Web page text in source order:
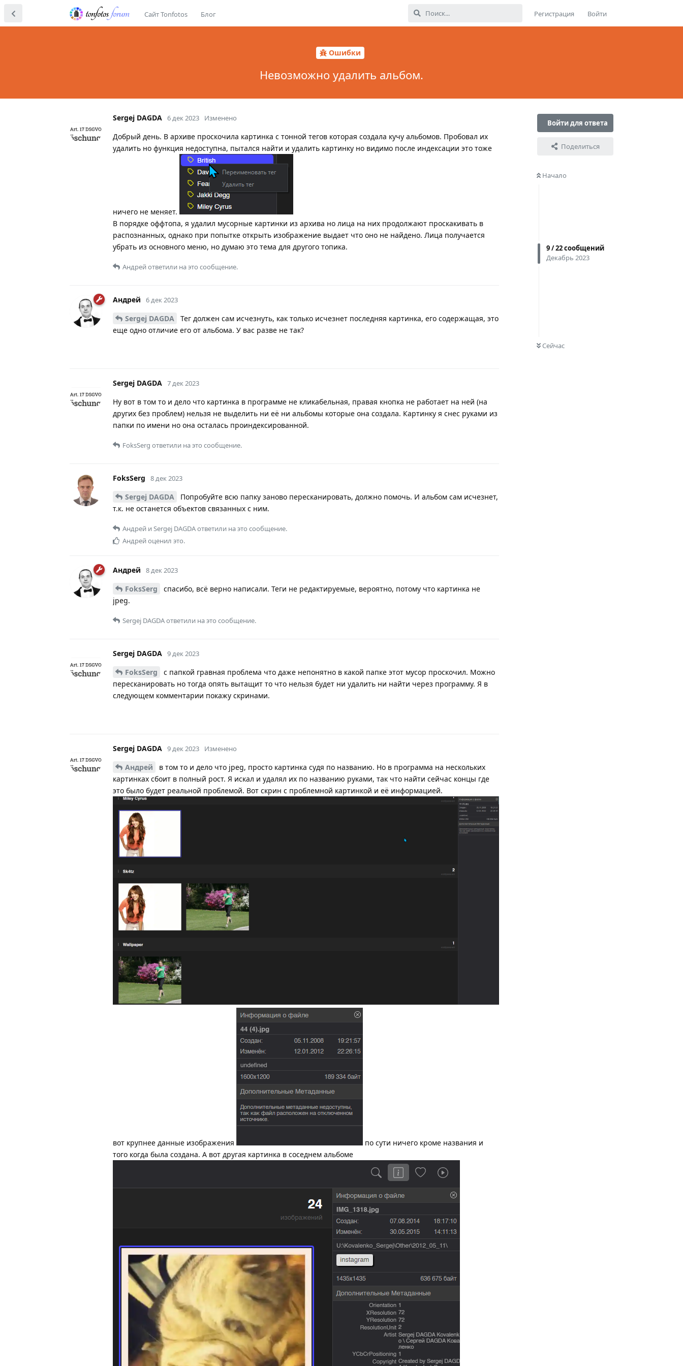
Сайт Tonfotos Блог Регистрация Войти
Ошибки
Невозможно удалить альбом.
Войти для ответа
Поделиться
Начало
9/22сообщений
Декабрь 2023
Сейчас
Sergej DAGDA 6 дек 2023 Изменено
Добрый день. В архиве проскочила картинка с тонной тегов которая создала кучу альбомов. Пробовал их
удалить но функция недоступна, пытался найти и удалить картинку но видимо после индексации это тоже
ничего не меняет.
В порядке оффтопа, я удалил мусорные картинки из архива но лица на них продолжают проскакивать в
распознанных, однако при попытке открыть изображение выдает что оно не найдено. Лица получается
убрать из основного меню, но думаю это тема для другого топика.
Андрейответили на это сообщение.
Андрей 6 дек 2023
Sergej DAGDA
Тег должен сам исчезнуть, как только исчезнет последняя картинка, его содержащая, это
еще одно отличие его от альбома. У вас разве не так?
Sergej DAGDA 7 дек 2023
Ну вот в том то и дело что картинка в программе не кликабельная, правая кнопка не работает на ней (на
других без проблем) нельзя не выделить ни её ни альбомы которые она создала. Картинку я снес руками из
папки по имени но она осталась проиндексированной.
FoksSerg ответили на это сообщение.
FoksSerg 8 дек 2023
Sergej DAGDA
Попробуйте всю папку заново пересканировать, должно помочь. И альбом сам исчезнет,
т.к. не останется объектов связанных с ним.
Андрей иSergej DAGDAответили на это сообщение.
Андрейоценил это.
Андрей 8 дек 2023
FoksSerg
спасибо, всё верно написали. Теги не редактируемые, вероятно, потому что картинка не
jpeg.
Sergej DAGDAответили на это сообщение.
Sergej DAGDA 9 дек 2023
FoksSerg
с папкой гравная проблема что даже непонятно в какой папке этот мусор проскочил. Можно
пересканировать но тогда опять вытащит то что нельзя будет ни удалить ни найти через программу. Я в
следующем комментарии покажу скринами.
Sergej DAGDA 9 дек 2023 Изменено
Андрей
в том то и дело что jpeg, просто картинка судя по названию. Но в программа на нескольких
картинках сбоит в полный рост. Я искал и удалял их по названию руками, так что найти сейчас концы где
это было будет реальной проблемой. Вот скрин с проблемной картинкой и её информацией.
вот крупнее данные изображения
по сути ничего кроме названия и
того когда была создана. А вот другая картинка в соседнем альбоме